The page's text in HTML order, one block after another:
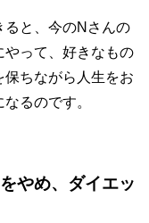
ると、今のNさんの
やって、好きなもの
保ちながら人生をお
るのです。
やめ、ダイエッ